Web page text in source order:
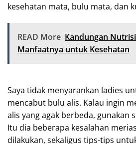
kesehatan mata, bulu mata, dan
READ More Kandungan
Manfaatnya untuk Kesehatan
Saya tidak menyarankan ladies
mencabut bulu alis. Kalau ingin
alis yang agak berbeda, gunakan
Itu dia beberapa kesalahan
dilakukan, sekaligus tips-tips